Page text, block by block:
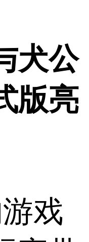
犬公
版亮
戏